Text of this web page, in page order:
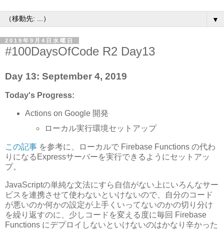
▼
2019年9月4日水曜日
#100DaysOfCode R2 Day13
Day 13: September 4, 2019
Today's Progress:
Actions on Google 開発
ローカル実行環境セットアップ
この記事 を参考に、ローカルで Firebase Functions の代わ
りになるExpressサーバーを実行できるようにセットアッ
プ。
JavaScriptの単純な文法にすら自信がない上にいろんなサー
ビスを連携させて使わないといけないので、自分のコード
が悪いのか何かの設定が上手くいってないのかの切り分け
を繰り返すのに、少しコードを変える度に毎回 Firebase
Functions にデプロイしないといけないのはかなり辛かった